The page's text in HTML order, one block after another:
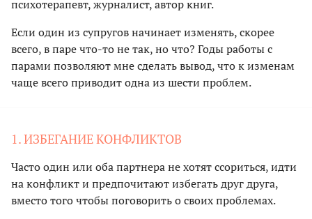
психотерапевт, журналист, автор книг.
Если один из супругов начинает изменять, скорее
всего, в паре что-то не так, но что? Годы работы с
парами позволяют мне сделать вывод, что к изменам
чаще всего приводит одна из шести проблем.
1. ИЗБЕГАНИЕ КОНФЛИКТОВ
Часто один или оба партнера не хотят ссориться, идти
на конфликт и предпочитают избегать друг друга,
вместо того чтобы поговорить о своих проблемах.